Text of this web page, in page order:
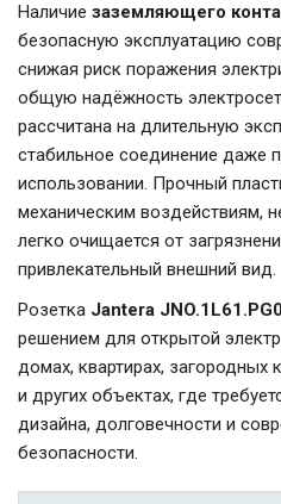
Наличие заземляющего
безопасную эксплуатацию
снижая риск поражения
общую надёжность
рассчитана на длительную
стабильное соединение даже
использовании. Прочный
механическим воздействиям,
легко очищается от
привлекательный внешний вид.
Розетка Jantera
решением для открытой
домах, квартирах, загородных
и других объектах, где
дизайна, долговечности и
безопасности.